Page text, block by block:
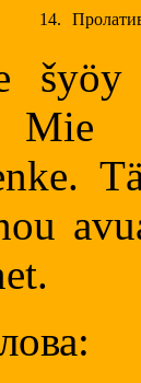
14.
Mie